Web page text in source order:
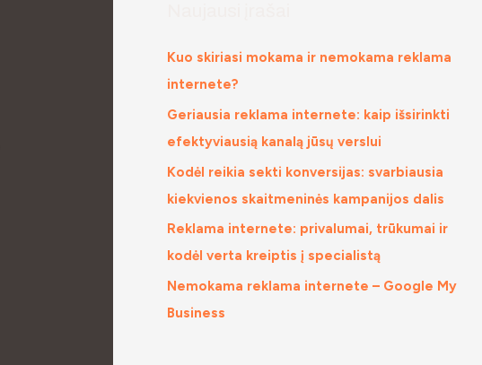
Kuo skiriasi mokama ir nemokama reklama
internete?
Geriausia reklama internete: kaip išsirinkti
efektyviausią kanalą jūsų verslui
Kodėl reikia sekti konversijas: svarbiausia
kiekvienos skaitmeninės kampanijos dalis
Reklama internete: privalumai, trūkumai ir
kodėl verta kreiptis į specialistą
Nemokama reklama internete – Google My
Business